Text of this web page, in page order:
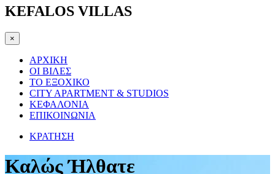
KEFALOS VILLAS
×
ΑΡΧΙΚΗ
ΟΙ ΒΙΛΕΣ
ΤΟ ΕΞΟΧΙΚΟ
CITY APARTMENT & STUDIOS
ΚΕΦΑΛΟΝΙΑ
ΕΠΙΚΟΙΝΩΝΙΑ
ΚΡΑΤΗΣΗ
Καλώς Ήλθατε